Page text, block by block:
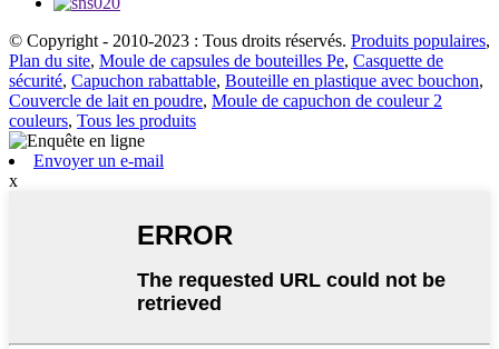
© Copyright - 2010-2023 : Tous droits réservés. Produits populaires,
Plan du site, Moule de capsules de bouteilles Pe, Casquette de
sécurité, Capuchon rabattable, Bouteille en plastique avec bouchon,
Couvercle de lait en poudre, Moule de capuchon de couleur 2
couleurs, Tous les produits
Envoyer un e-mail
x